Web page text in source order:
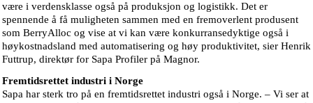
være i verdensklasse også på produksjon og logistikk. Det er
spennende å få muligheten sammen med en fremoverlent produsent
som BerryAlloc og vise at vi kan være konkurransedyktige også i
høykostnadsland med automatisering og høy produktivitet, sier Henrik
Futtrup, direktør for Sapa Profiler på Magnor.
Fremtidsrettet industri i Norge
Sapa har sterk tro på en fremtidsrettet industri også i Norge. – Vi ser at